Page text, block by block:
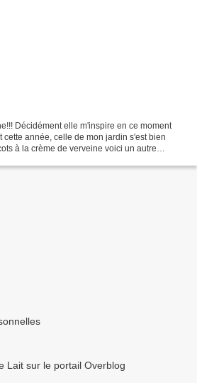
Décidément elle m'inspire en ce moment
année, celle de mon jardin s'est bien
à la crème de verveine voici un autre
Lait sur le portail Overblog